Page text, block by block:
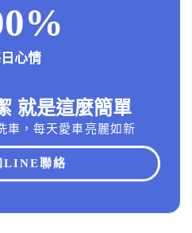
就是這麼簡單
車，每天愛車亮麗如新
LINE聯絡
心情
%